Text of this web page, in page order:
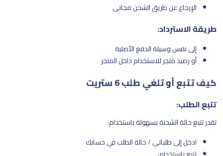
الإرجاع عن طريق الشحن مجاني
طريقة الاسترداد:
إلى نفس وسيلة الدفع الأصلية
أو رصيد متجر للاستخدام داخل المتجر
كيف تتبع أو تلغي طلب 6 ستريت
تتبع الطلب:
تقدر تتبع حالة الشحنة بسهولة باستخدام:
ادخل إلى طلباتي / حالة الطلب في حسابك